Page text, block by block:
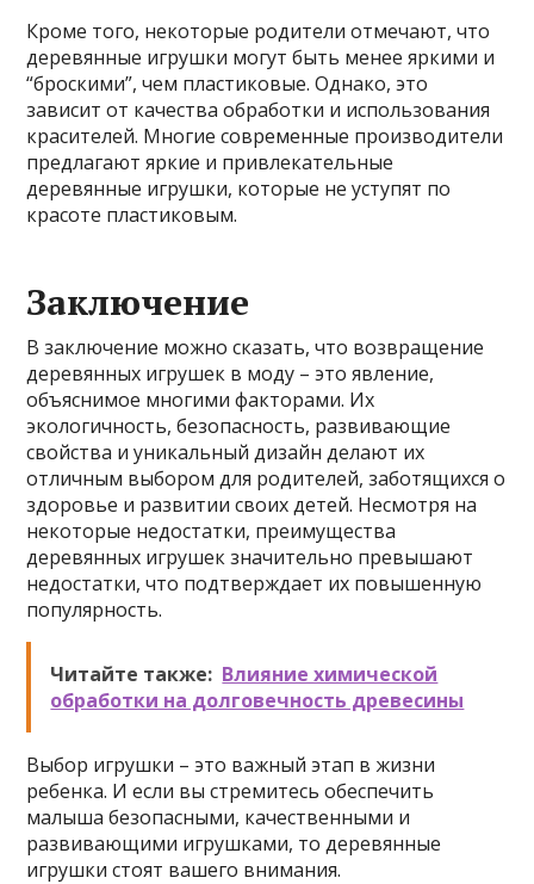
Кроме того, некоторые родители отмечают, что
деревянные игрушки могут быть менее яркими и
“броскими”, чем пластиковые. Однако, это
зависит от качества обработки и использования
красителей. Многие современные производители
предлагают яркие и привлекательные
деревянные игрушки, которые не уступят по
красоте пластиковым.
Заключение
В заключение можно сказать, что возвращение
деревянных игрушек в моду – это явление,
объяснимое многими факторами. Их
экологичность, безопасность, развивающие
свойства и уникальный дизайн делают их
отличным выбором для родителей, заботящихся о
здоровье и развитии своих детей. Несмотря на
некоторые недостатки, преимущества
деревянных игрушек значительно превышают
недостатки, что подтверждает их повышенную
популярность.
Читайте также: Влияние химической
обработки на долговечность древесины
Выбор игрушки – это важный этап в жизни
ребенка. И если вы стремитесь обеспечить
малыша безопасными, качественными и
развивающими игрушками, то деревянные
игрушки стоят вашего внимания.